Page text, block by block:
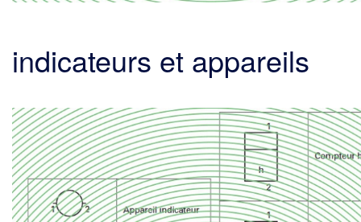
indicateurs et appareils